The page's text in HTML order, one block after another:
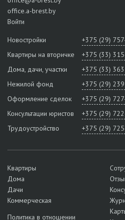
центру создаёт отличные условия для
досуга. Удобная транспортная
Рассматриваются любые варианты, в
специалисту квартирного отдела!
office.a-brest.by
Войти
Новостройки
+375 (29)
Квартиры на вторичке
+375 (33)
Дома, дачи, участки
+375 (33)
Нежилой фонд
+375 (29)
Оформление сделок
+375 (29)
Консультации юристов
+375 (29)
Трудоустройство
+375 (29)
Квартиры
Дома
Дачи
Коммерческая
Политика в отношении